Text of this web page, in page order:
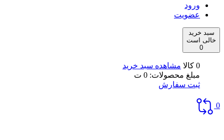
ورود
عضویت
سبد خرید
خالی است
0
0 کالا
مشاهده سبد خرید
مبلغ محصولات: 0 ت
ثبت سفارش
0